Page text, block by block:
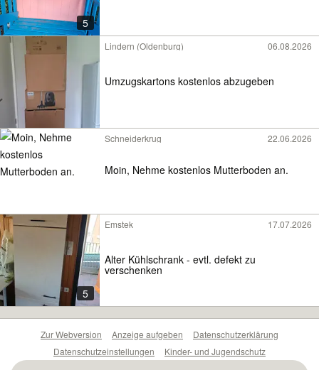
5
Lindern (Oldenburg) 06.08.2026
Umzugskartons kostenlos abzugeben
Schneiderkrug 22.06.2026
Moin, Nehme kostenlos Mutterboden an.
5
Emstek 17.07.2026
Alter Kühlschrank - evtl. defekt zu
verschenken
Zur Webversion Anzeige aufgeben
Datenschutzerklärung
Datenschutzeinstellungen
Kinder- und Jugendschutz